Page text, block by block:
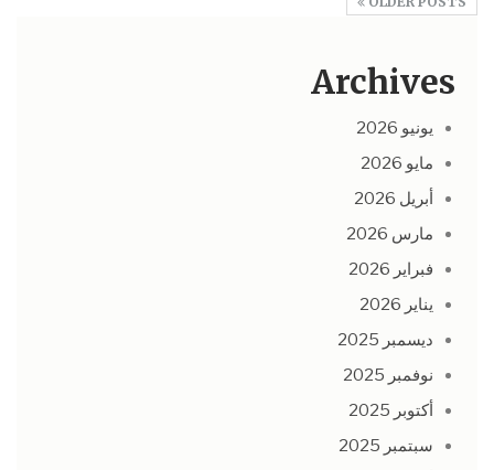
Archives
يونيو 2026
مايو 2026
أبريل 2026
مارس 2026
فبراير 2026
يناير 2026
ديسمبر 2025
نوفمبر 2025
أكتوبر 2025
سبتمبر 2025